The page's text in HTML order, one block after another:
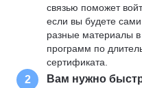
связью поможет
если вы будете
разные материалы в
программ по
сертификата.
2 Вам нужно